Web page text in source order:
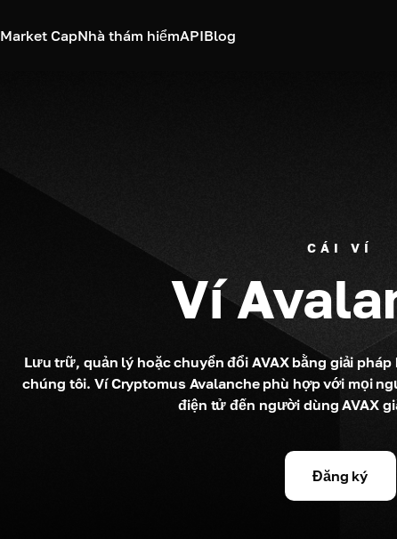
Market CapNhà thám hiểmAPIBlog
CÁI VÍ
Ví
Lưu trữ, quản lý hoặc chuyển đổi AVAX bằng giải
chúng tôi. Ví Cryptomus Avalanche phù hợp với mọi
điện tử đến người dùng AVAX
Đăng ký